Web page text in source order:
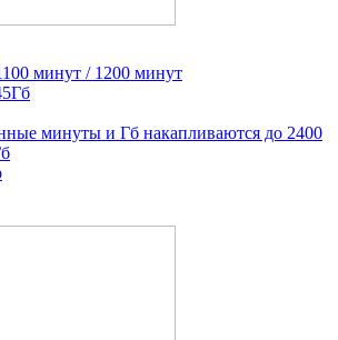
минут / 1200 минут
минуты и Гб накапливаются до 2400